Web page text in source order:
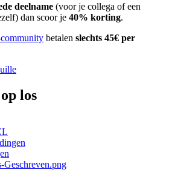
deelname (voor je collega of een
dan scoor je 40% korting.
betalen slechts 45€ per
los